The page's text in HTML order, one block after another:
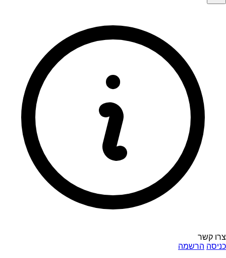
צרו קשר
כניסה הרשמה